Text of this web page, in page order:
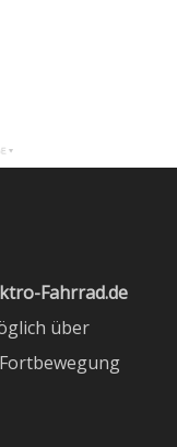
Fahrrad.de
über